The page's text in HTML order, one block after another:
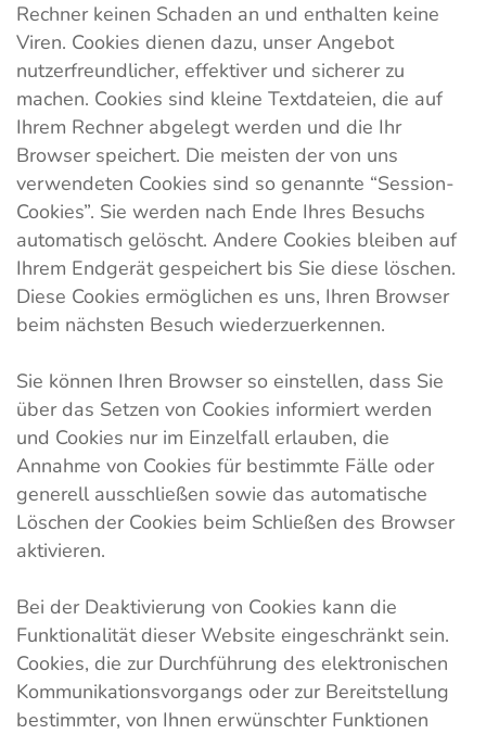
Rechner keinen Schaden an und enthalten keine
Viren. Cookies dienen dazu, unser Angebot
nutzerfreundlicher, effektiver und sicherer zu
machen. Cookies sind kleine Textdateien, die auf
Ihrem Rechner abgelegt werden und die Ihr
Browser speichert. Die meisten der von uns
verwendeten Cookies sind so genannte “Session-
Cookies”. Sie werden nach Ende Ihres Besuchs
automatisch gelöscht. Andere Cookies bleiben auf
Ihrem Endgerät gespeichert bis Sie diese löschen.
Diese Cookies ermöglichen es uns, Ihren Browser
beim nächsten Besuch wiederzuerkennen.
Sie können Ihren Browser so einstellen, dass Sie
über das Setzen von Cookies informiert werden
und Cookies nur im Einzelfall erlauben, die
Annahme von Cookies für bestimmte Fälle oder
generell ausschließen sowie das automatische
Löschen der Cookies beim Schließen des Browser
aktivieren.
Bei der Deaktivierung von Cookies kann die
Funktionalität dieser Website eingeschränkt sein.
Cookies, die zur Durchführung des elektronischen
Kommunikationsvorgangs oder zur Bereitstellung
bestimmter, von Ihnen erwünschter Funktionen